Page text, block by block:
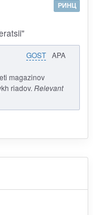
РИНЦ
GOST APA
magazinov
riadov. Relevant